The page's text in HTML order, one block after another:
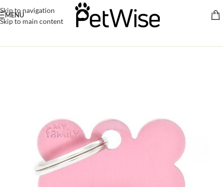
Skip to navigation
Skip to main content
MENU